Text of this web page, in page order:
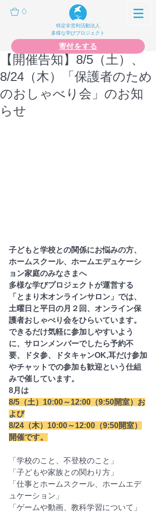
0
特定非営利活動法人
多様な学びプロジェクト
寄付をする
【開催告知】8/5（土）、
8/24（木）「保護者のため
のおしゃべり会」のお知
らせ
子どもと学校との関係にお悩みの方、
ホームスクール、ホームエデュケーシ
ョン家庭のみなさまへ
多様な学びプロジェクトが運営する
「とまり木オンラインサロン」では、
土曜日と平日の月２回、オンライン保
護者おしゃべり会をひらいています。
できるだけ気軽に参加しやすいよう
に、サロンメンバーでしたら予約不
要、ドタ参、ドタキャンOK,耳だけ参加
やチャットでの参加も歓迎という仕組
みで催しています。
8月は
8/5（土）10:00～12:00（9:50開室）お
よび
8/24（木）10:00～12:00（9:50開室）
開催です。
「学校のこと、不登校のこと」
「子どもや家族との関わり方」
「仕事とホームスクール、ホームエデ
ュケーション」
「ゲームや動画、教科学習について」